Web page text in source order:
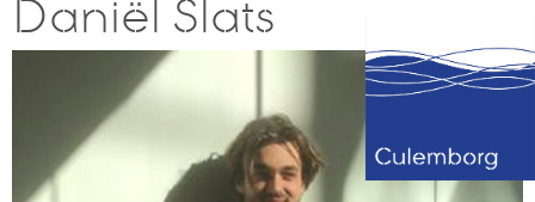
Daniël Slats